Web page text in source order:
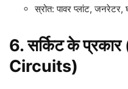
स्रोत: पावर प्लांट,
6. सर्किट के
Circuits)